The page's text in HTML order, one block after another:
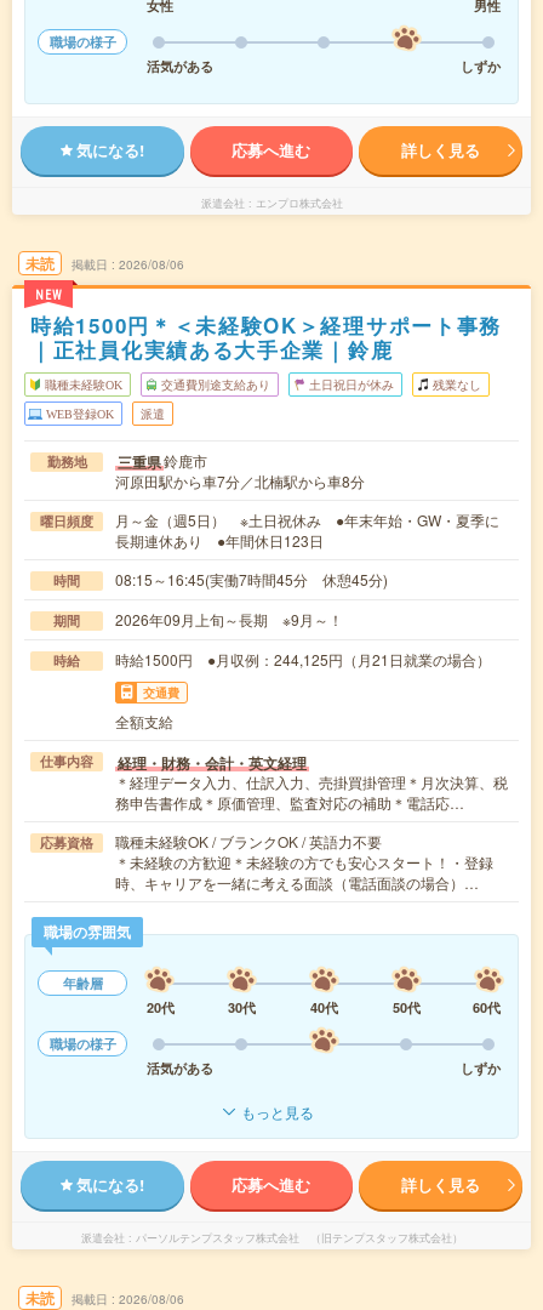
女性
男性
職場の様子
活気がある
しずか
気になる! 応募へ進む 詳しく見る
派遣会社 エンプロ株式会社
未読
NEW
掲載日 2026/08/06
時給1500円＊＜未経験OK＞経理サポート事務
｜正社員化実績ある大手企業｜鈴鹿
職種未経験OK 交通費別途支給あり 土日祝日が休み 残業なし
WEB登録OK 派遣
勤務地 三重県鈴鹿市
河原田駅から車7分／北楠駅から車8分
曜日頻度
月～金（週5日） ※土日祝休み ●年末年始・GW・夏季に
長期連休あり ●年間休日123日
時間 08:15～16:45(実働7時間45分 休憩45分)
期間 2026年09月上旬～長期 ※9月～！
時給 時給1500円 ●月収例：244,125円（月21日就業の場合）
交通費
全額支給
仕事内容 経理・財務・会計・英文経理
＊経理データ入力、仕訳入力、売掛買掛管理＊月次決算、税
務申告書作成＊原価管理、監査対応の補助＊電話応…
応募資格
職種未経験OK / ブランクOK / 英語力不要
＊未経験の方歓迎＊未経験の方でも安心スタート！・登録
時、キャリアを一緒に考える面談（電話面談の場合）…
職場の雰囲気
年齢層
20代
30代 40代 50代
60代
職場の様子
活気がある
しずか
もっと見る
気になる! 応募へ進む 詳しく見る
派遣会社 パーソルテンプスタッフ株式会社 （旧テンプスタッフ株式会社）
未読 掲載日 2026/08/06